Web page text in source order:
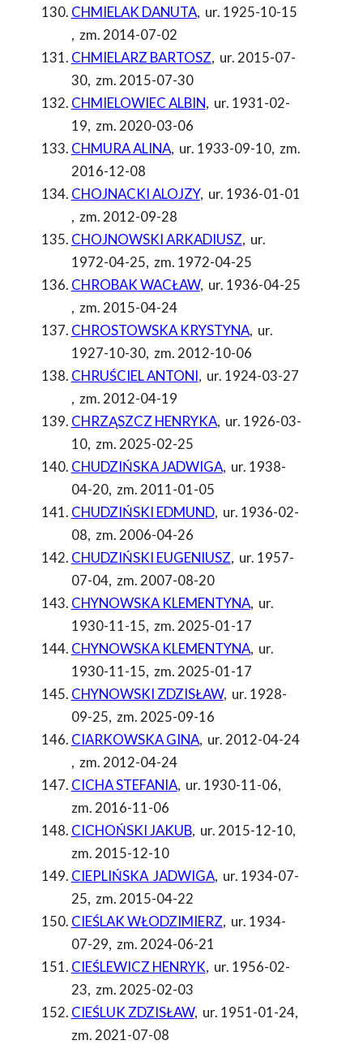
CHMIELAK DANUTA, ur. 1925-10-15
, zm. 2014-07-02
CHMIELARZ BARTOSZ, ur. 2015-07-
30, zm. 2015-07-30
CHMIELOWIEC ALBIN, ur. 1931-02-
19, zm. 2020-03-06
CHMURA ALINA, ur. 1933-09-10, zm.
2016-12-08
CHOJNACKI ALOJZY, ur. 1936-01-01
, zm. 2012-09-28
CHOJNOWSKI ARKADIUSZ, ur.
1972-04-25, zm. 1972-04-25
CHROBAK WACŁAW, ur. 1936-04-25
, zm. 2015-04-24
CHROSTOWSKA KRYSTYNA, ur.
1927-10-30, zm. 2012-10-06
CHRUŚCIEL ANTONI, ur. 1924-03-27
, zm. 2012-04-19
CHRZĄSZCZ HENRYKA, ur. 1926-03-
10, zm. 2025-02-25
CHUDZIŃSKA JADWIGA, ur. 1938-
04-20, zm. 2011-01-05
CHUDZIŃSKI EDMUND, ur. 1936-02-
08, zm. 2006-04-26
CHUDZIŃSKI EUGENIUSZ, ur. 1957-
07-04, zm. 2007-08-20
CHYNOWSKA KLEMENTYNA, ur.
1930-11-15, zm. 2025-01-17
CHYNOWSKA KLEMENTYNA, ur.
1930-11-15, zm. 2025-01-17
CHYNOWSKI ZDZISŁAW, ur. 1928-
09-25, zm. 2025-09-16
CIARKOWSKA GINA, ur. 2012-04-24
, zm. 2012-04-24
CICHA STEFANIA, ur. 1930-11-06,
zm. 2016-11-06
CICHOŃSKI JAKUB, ur. 2015-12-10,
zm. 2015-12-10
CIEPLIŃSKA JADWIGA, ur. 1934-07-
25, zm. 2015-04-22
CIEŚLAK WŁODZIMIERZ, ur. 1934-
07-29, zm. 2024-06-21
CIEŚLEWICZ HENRYK, ur. 1956-02-
23, zm. 2025-02-03
CIEŚLUK ZDZISŁAW, ur. 1951-01-24,
zm. 2021-07-08